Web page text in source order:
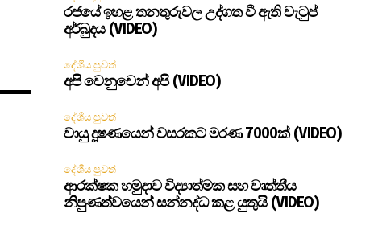
රජයේ ඉහළ තනතුරුවල උද්ගත වී ඇති වැටුප්
අර්බුදය (VIDEO)
දේශීය පුවත්
අපි වෙනුවෙන් අපි (VIDEO)
දේශීය පුවත්
වායු දූෂණයෙන් වසරකට මරණ 7000ක් (VIDEO)
දේශීය පුවත්
ආරක්ෂක හමුදාව විද්‍යාත්මක සහ වෘත්තීය
නිපුණත්වයෙන් සන්නද්ධ කළ යුතුයි (VIDEO)